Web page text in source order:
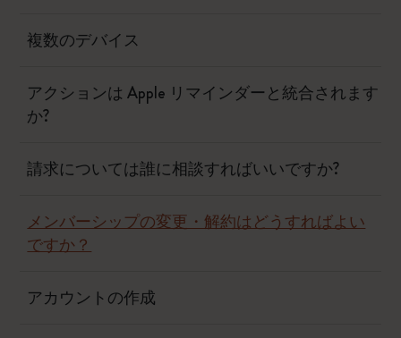
複数のデバイス
アクションは Apple リマインダーと統合されます
か?
請求については誰に相談すればいいですか?
メンバーシップの変更・解約はどうすればよい
ですか？
アカウントの作成